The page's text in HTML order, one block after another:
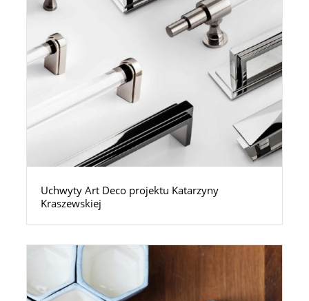
Uchwyty Art Deco projektu Katarzyny
Kraszewskiej